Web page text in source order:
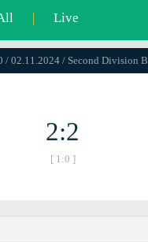
| Live
/ 02.11.2024 / Second Division B
2:2
[ 1:0 ]